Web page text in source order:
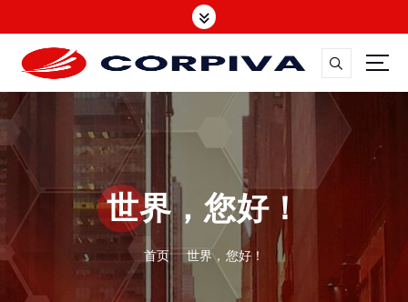
转
容
世界，您好！
首页 世界，您好！